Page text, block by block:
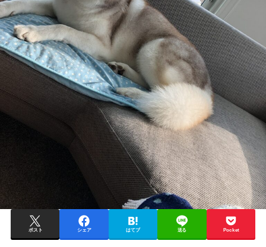
ポスト シェア はてブ 送る Pocket